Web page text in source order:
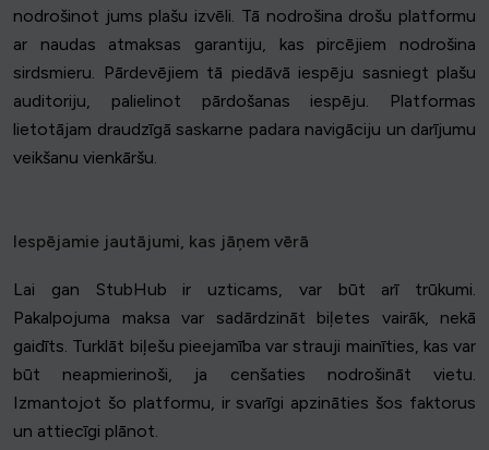
nodrošinot jums plašu izvēli. Tā nodrošina drošu platformu
ar naudas atmaksas garantiju, kas pircējiem nodrošina
sirdsmieru. Pārdevējiem tā piedāvā iespēju sasniegt plašu
auditoriju, palielinot pārdošanas iespēju. Platformas
lietotājam draudzīgā saskarne padara navigāciju un darījumu
veikšanu vienkāršu.
Iespējamie jautājumi, kas jāņem vērā
Lai gan StubHub ir uzticams, var būt arī trūkumi.
Pakalpojuma maksa var sadārdzināt biļetes vairāk, nekā
gaidīts. Turklāt biļešu pieejamība var strauji mainīties, kas var
būt neapmierinoši, ja cenšaties nodrošināt vietu.
Izmantojot šo platformu, ir svarīgi apzināties šos faktorus
un attiecīgi plānot.